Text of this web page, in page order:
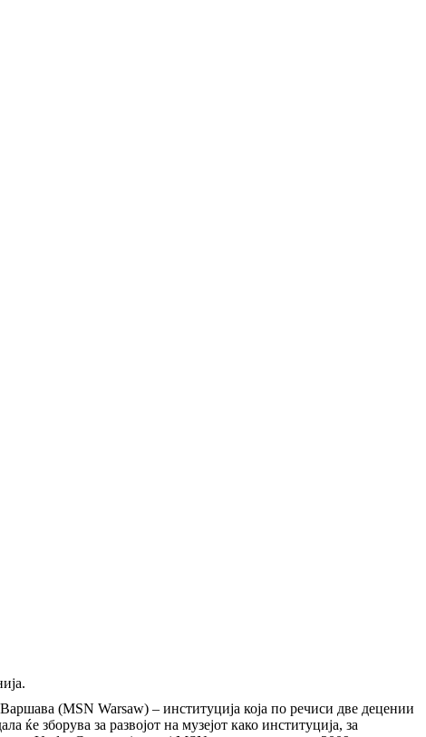
(MSN Warsaw) – институција која по речиси две децении
зборува за развојот на музејот како институција, за